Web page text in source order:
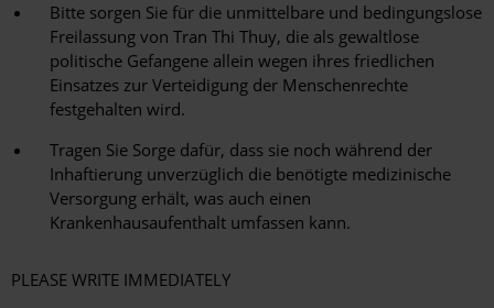
Bitte sorgen Sie für die unmittelbare und bedingungslose
Freilassung von Tran Thi Thuy, die als gewaltlose
politische Gefangene allein wegen ihres friedlichen
Einsatzes zur Verteidigung der Menschenrechte
festgehalten wird.
Tragen Sie Sorge dafür, dass sie noch während der
Inhaftierung unverzüglich die benötigte medizinische
Versorgung erhält, was auch einen
Krankenhausaufenthalt umfassen kann.
PLEASE WRITE IMMEDIATELY